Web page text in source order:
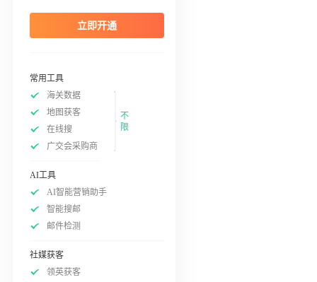
立即开通
常用工具
海关数据
地图获客
在线搜
广交会采购商
不
限
AI工具
AI智能营销助手
智能搜邮
邮件检测
社媒获客
领英获客